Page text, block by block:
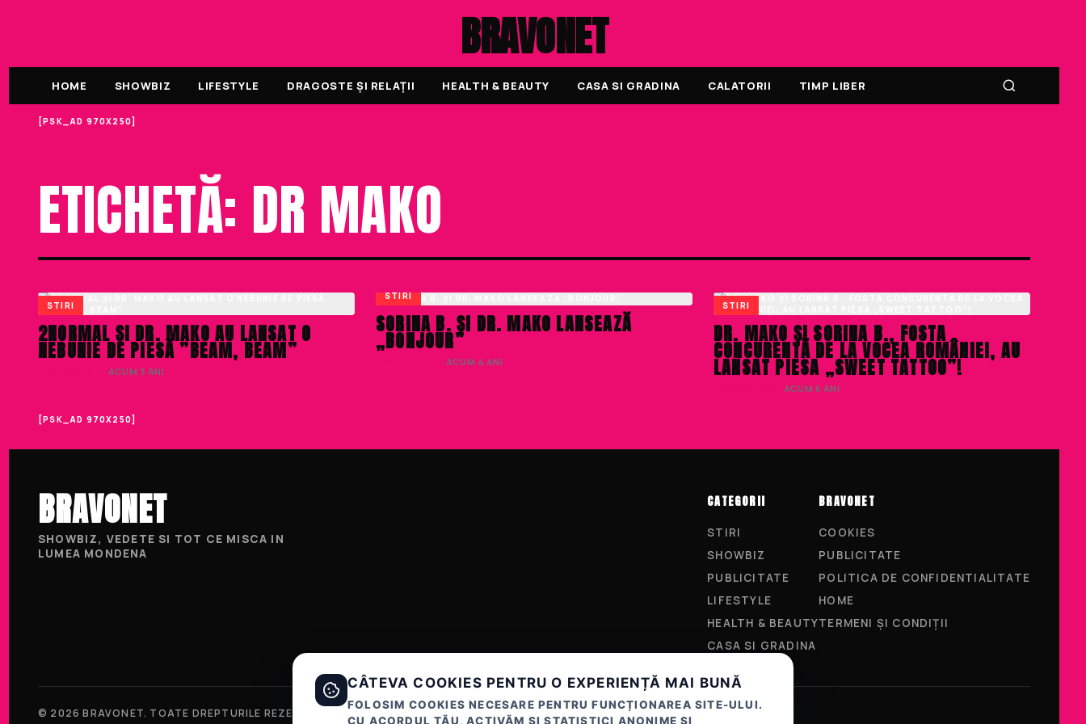
BRAVONET
HOME SHOWBIZ LIFESTYLE DRAGOSTE ȘI RELAȚII HEALTH & BEAUTY CASA SI GRADINA CALATORII TIMP LIBER
[PSK_AD 970X250]
ETICHETĂ: DR MAKO
STIRI
2NORMAL ȘI DR. MAKO AU LANSAT O
NEBUNIE DE PIESĂ ”BEAM, BEAM”
· ACUM 3 ANI
STIRI
SORINA B. ȘI DR. MAKO LANSEAZĂ
„BONJOUR”
· ACUM 4 ANI
STIRI
DR. MAKO ȘI SORINA B., FOSTA
CONCURENTĂ DE LA VOCEA ROMÂNIEI, AU
LANSAT PIESA „SWEET TATTOO”!
· ACUM 6 ANI
[PSK_AD 970X250]
BRAVONET
SHOWBIZ, VEDETE SI TOT CE MISCA IN
LUMEA MONDENA
CATEGORII
STIRI
SHOWBIZ
PUBLICITATE
LIFESTYLE
HEALTH & BEAUTY
CASA SI GRADINA
BRAVONET
COOKIES
PUBLICITATE
POLITICA DE CONFIDENTIALITATE
HOME
TERMENI ȘI CONDIȚII
© 2026 BRAVONET. TOATE DREPTURILE REZERVATE.
CÂTEVA COOKIES PENTRU O EXPERIENȚĂ MAI BUNĂ
FOLOSIM COOKIES NECESARE PENTRU FUNCȚIONAREA SITE-ULUI.
CU ACORDUL TĂU, ACTIVĂM ȘI STATISTICI ANONIME ȘI